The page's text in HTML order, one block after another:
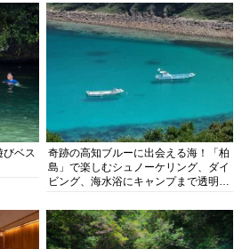
びベス
奇跡の高知ブルーに出会える海！「柏
島」で楽しむシュノーケリング、ダイ
ビング、海水浴にキャンプまで透明度